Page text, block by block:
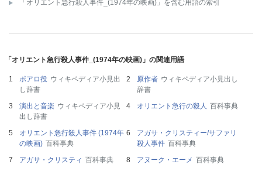
「オリエント急行殺人事件_(1974年の映画)」を含む用語の索引
「オリエント急行殺人事件_(1974年の映画)」の関連用語
ポアロ役 ウィキペディア小見出
し辞書
原作者 ウィキペディア小見出し
辞書
演出と音楽 ウィキペディア小見
出し辞書
オリエント急行の殺人 百科事典
オリエント急行殺人事件 (1974年
の映画) 百科事典
アガサ・クリスティー/サファリ
殺人事件 百科事典
アガサ・クリスティ 百科事典 アヌーク・エーメ 百科事典